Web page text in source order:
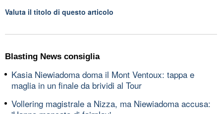
Valuta il titolo di questo articolo
Blasting News consiglia
Kasia Niewiadoma doma il Mont Ventoux: tappa e
maglia in un finale da brividi al Tour
Vollering magistrale a Nizza, ma Niewiadoma accusa: